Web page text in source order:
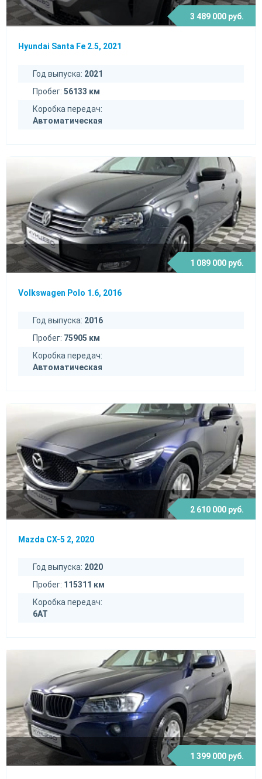
3 489 000 руб.
Hyundai Santa Fe 2.5, 2021
Год выпуска: 2021
Пробег: 56133 км
Коробка передач:
Автоматическая
1 089 000 руб.
Volkswagen Polo 1.6, 2016
Год выпуска: 2016
Пробег: 75905 км
Коробка передач:
Автоматическая
2 610 000 руб.
Mazda CX-5 2, 2020
Год выпуска: 2020
Пробег: 115311 км
Коробка передач:
6AT
1 399 000 руб.